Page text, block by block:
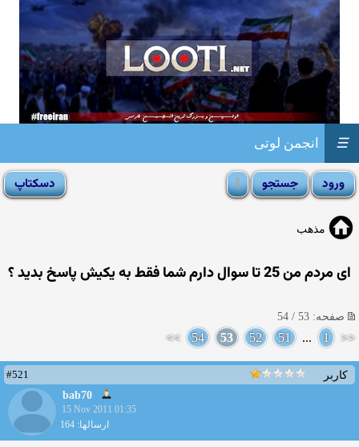
انجمن لوتی ☰
مذهب
ای مردم من 25 تا سوال دارم شما فقط به یکیش پاسخ بدید ؟
صفحه: 53 / 54
<<
1
...
51
52
53
54
>>
کاربر
#521
bab70
15 Nov 2011 01:35
ارسالها: 164